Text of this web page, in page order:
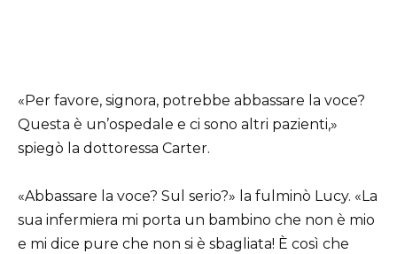
«Per favore, signora, potrebbe abbassare la voce?
Questa è un’ospedale e ci sono altri pazienti,»
spiegò la dottoressa Carter.
«Abbassare la voce? Sul serio?» la fulminò Lucy. «La
sua infermiera mi porta un bambino che non è mio
e mi dice pure che non si è sbagliata! È così che